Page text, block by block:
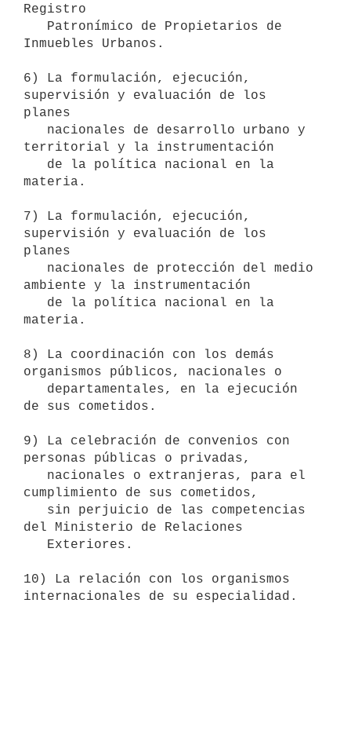
Registro
Inmuebles Urbanos.
6) La formulación, ejecución,
supervisión y evaluación de los
planes
territorial y la instrumentación
materia.
7) La formulación, ejecución,
supervisión y evaluación de los
planes
ambiente y la instrumentación
materia.
8) La coordinación con los demás
organismos públicos, nacionales o
de sus cometidos.
9) La celebración de convenios con
personas públicas o privadas,
cumplimiento de sus cometidos,
del Ministerio de Relaciones
10) La relación con los organismos
internacionales de su especialidad.